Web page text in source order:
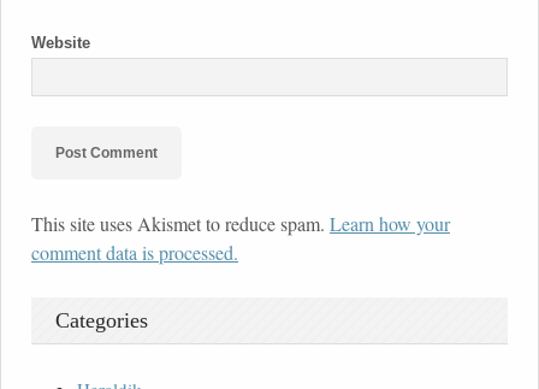
Website
This site uses Akismet to reduce spam. Learn how your
comment data is processed.
Categories